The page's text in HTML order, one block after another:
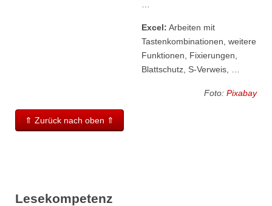
Excel: Arbeiten mit
Tastenkombinationen, weitere
Funktionen, Fixierungen,
Blattschutz, S-Verweis, …
Foto: Pixabay
⇑ Zurück nach oben ⇑
Lesekompetenz